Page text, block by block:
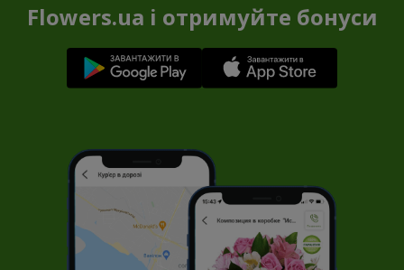
Flowers.ua і отримуйте бонуси